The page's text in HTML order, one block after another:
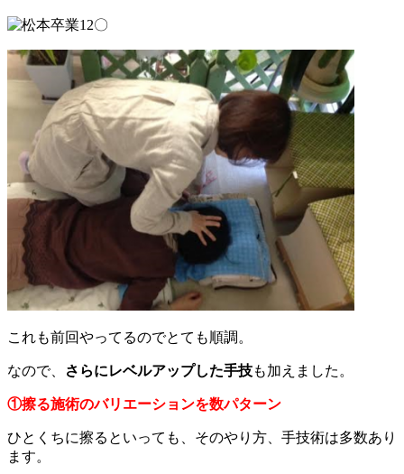
これも前回やってるのでとても順調。
なので、 さらにレベルアップした手技も加えました。
①擦る施術のバリエーションを数パターン
ひとくちに擦るといっても、そのやり方、手技術は多数あり
ます。